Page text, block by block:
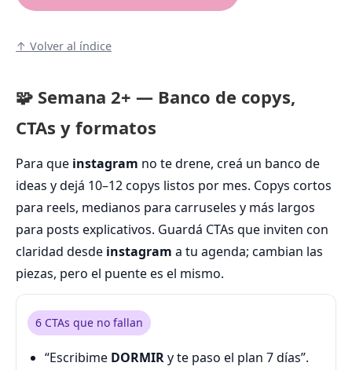
↑ Volver al índice
🧩 Semana 2+ — Banco de copys,
CTAs y formatos
Para que instagram no te drene, creá un banco de
ideas y dejá 10–12 copys listos por mes. Copys cortos
para reels, medianos para carruseles y más largos
para posts explicativos. Guardá CTAs que inviten con
claridad desde instagram a tu agenda; cambian las
piezas, pero el puente es el mismo.
6 CTAs que no fallan
“Escribime DORMIRy te paso el plan 7 días”.